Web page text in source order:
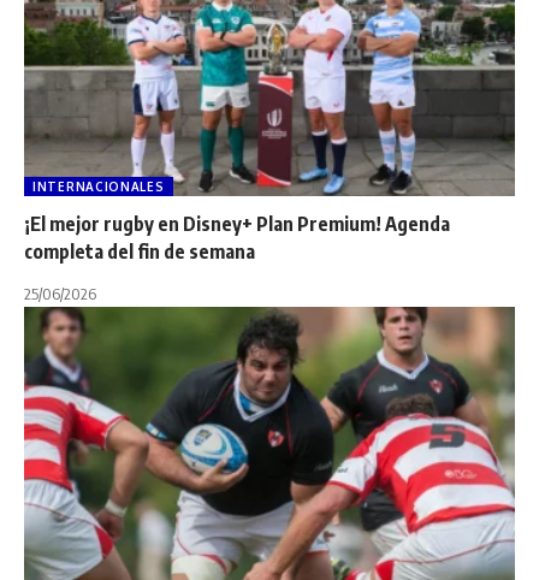
INTERNACIONALES
¡El mejor rugby en Disney+ Plan Premium! Agenda
completa del fin de semana
25/06/2026